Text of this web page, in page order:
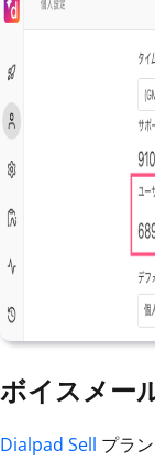
ボイスメー
Dialpad Sell プラ